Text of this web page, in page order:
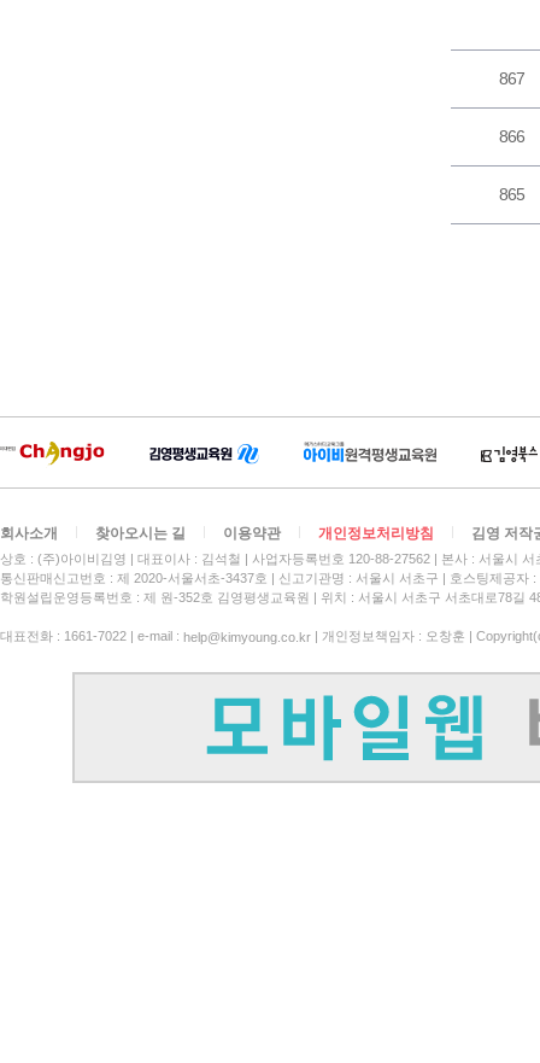
867
866
865
회사소개 찾아오시는 길 이용약관 개인정보처리방침 김영 저작
상호 : (주)아이비김영 대표이사 : 김석철 사업자등록번호 120-88-27562
본사 : 서울시
통신판매신고번호 : 제 2020-서울서초-3437호
신고기관명 : 서울시 서초구
호스팅제공자
학원설립운영등록번호 : 제 원-352호 김영평생교육원 | 위치 : 서울시 서초구 서초대로78길
대표전화 : 1661-7022 | e-mail : help@kimyoung.co.kr | 개인정보책임자 : 오창훈 |